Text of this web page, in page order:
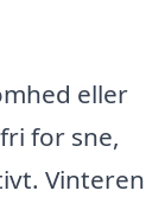
eller
for sne,
Vinteren